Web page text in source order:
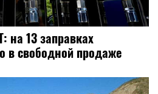
13 заправках
в свободной продаже